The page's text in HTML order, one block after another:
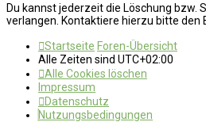
Du kannst jederzeit die Löschung bzw.
verlangen. Kontaktiere hierzu bitte den
Startseite Foren-Übersicht
Alle Zeiten sind UTC+02:00
Alle Cookies löschen
Impressum
Datenschutz
Nutzungsbedingungen